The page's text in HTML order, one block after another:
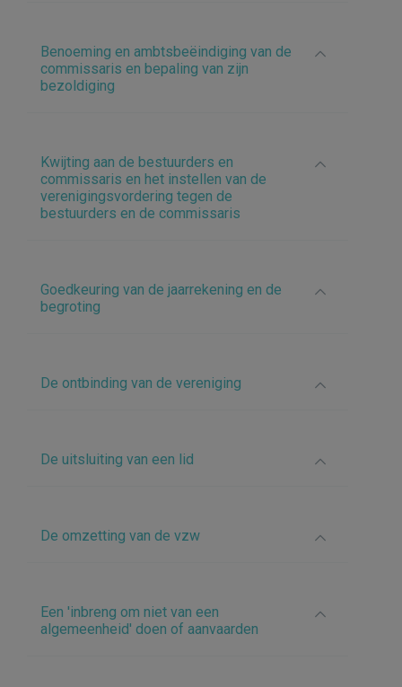
Benoeming en ambtsbeëindiging van de
commissaris en bepaling van zijn
bezoldiging
Kwijting aan de bestuurders en
commissaris en het instellen van de
verenigingsvordering tegen de
bestuurders en de commissaris
Goedkeuring van de jaarrekening en de
begroting
De ontbinding van de vereniging
De uitsluiting van een lid
De omzetting van de vzw
Een 'inbreng om niet van een
algemeenheid' doen of aanvaarden